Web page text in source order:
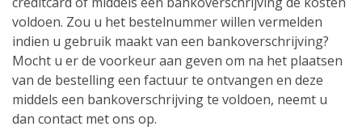
voldoen. Zou u het bestelnummer willen vermelden
indien u gebruik maakt van een bankoverschrijving?
Mocht u er de voorkeur aan geven om na het plaatsen
van de bestelling een factuur te ontvangen en deze
middels een bankoverschrijving te voldoen, neemt u
dan contact met ons op.